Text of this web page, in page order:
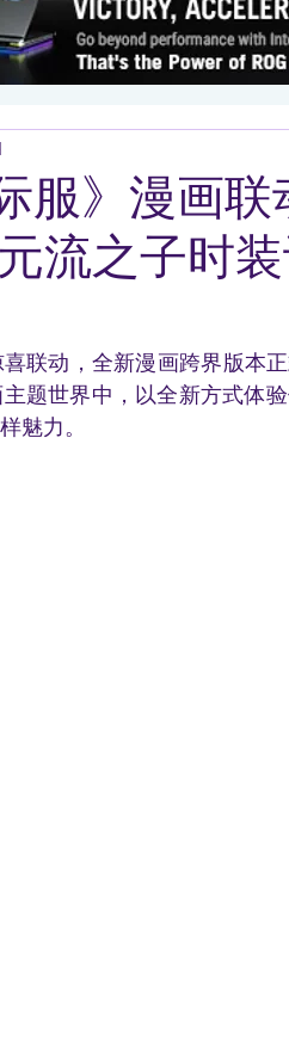
服》漫画
流之子时
联动，全新漫画跨界版本
题世界中，以全新方式体
魅力。